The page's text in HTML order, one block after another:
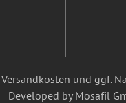
Versandkosten und ggf.
Developed by Mosafil